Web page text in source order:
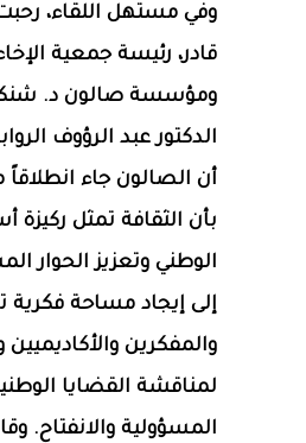
وفي مستهل اللقاء،
قادر، رئيسة جمعية
ومؤسسة صالون د.
الدكتور عبد الرؤوف
أن الصالون جاء
بأن الثقافة تمثل ركيزة
الوطني وتعزيز الحوار
إلى إيجاد مساحة فكرية
والمفكرين والأكاديميين
لمناقشة القضايا
المسؤولية والانفتاح.